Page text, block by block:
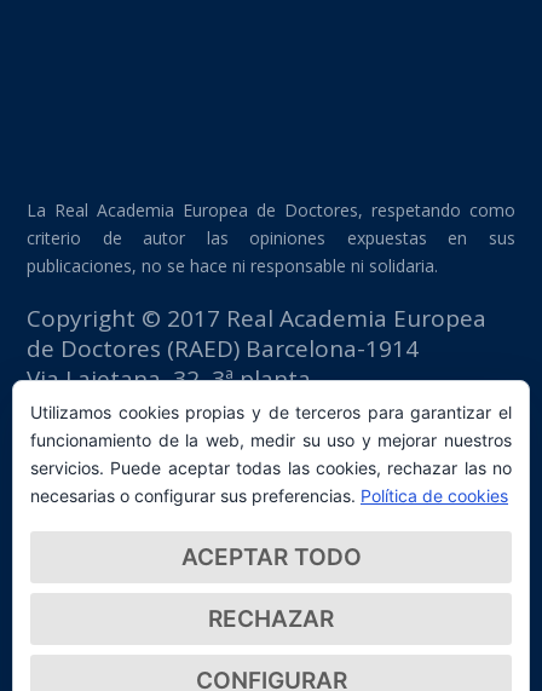
La Real Academia Europea de Doctores, respetando como
criterio de autor las opiniones expuestas en sus
publicaciones, no se hace ni responsable ni solidaria.
Copyright © 2017 Real Academia Europea
de Doctores (RAED) Barcelona-1914
Via Laietana, 32, 3ª planta
Edificio Fomento del Trabajo
08003 Barcelona (España)
tlf: +34 93 667 40 54
secretaria@raed.academy
Contacto y suscripción Newsletter
Política de privacidad
Utilizamos cookies propias y de terceros para garantizar el
funcionamiento de la web, medir su uso y mejorar nuestros
servicios. Puede aceptar todas las cookies, rechazar las no
necesarias o configurar sus preferencias. Política de cookies
ACEPTAR TODO
RECHAZAR
CONFIGURAR